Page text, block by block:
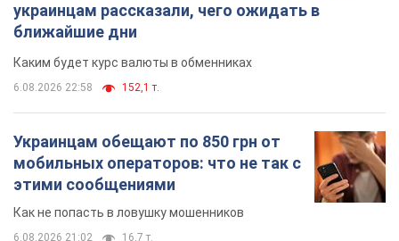
украинцам рассказали, чего ожидать в
ближайшие дни
Каким будет курс валюты в обменниках
6.08.2026 22:58 152,1 т.
Украинцам обещают по 850 грн от
мобильных операторов: что не так с
этими сообщениями
Как не попасть в ловушку мошенников
6.08.2026 21:02 16,7 т.